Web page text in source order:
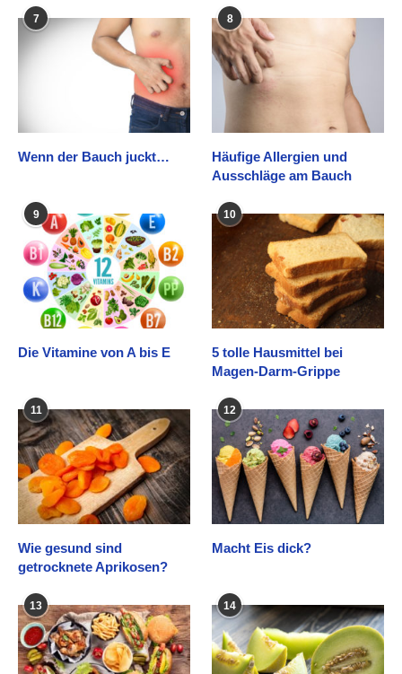
7
Wenn der Bauch juckt…
8
Häufige Allergien und
Ausschläge am Bauch
9
Die Vitamine von A bis E
10
5 tolle Hausmittel bei
Magen-Darm-Grippe
11
Wie gesund sind
getrocknete Aprikosen?
12
Macht Eis dick?
13 14